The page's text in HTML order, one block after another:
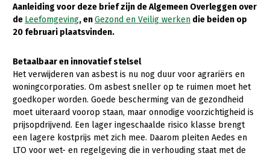
Gezonde planten
Gezonde dieren
Bodem en water
Platteland en omgeving
Mens, ondernemerschap en onderwijs
Internationaal
Aanleiding voor deze brief zijn de Algemeen Overleggen over
de Leefomgeving, enGezond en Veilig werken die beiden op
20 februari plaatsvinden.
Betaalbaar en innovatief stelsel
Het verwijderen van asbest is nu nog duur voor agrariërs en
woningcorporaties. Om asbest sneller op te ruimen moet het
goedkoper worden. Goede bescherming van de gezondheid
moet uiteraard voorop staan, maar onnodige voorzichtigheid is
prijsopdrijvend. Een lager ingeschaalde risico klasse brengt
een lagere kostprijs met zich mee. Daarom pleiten Aedes en
LTO voor wet- en regelgeving die in verhouding staat met de